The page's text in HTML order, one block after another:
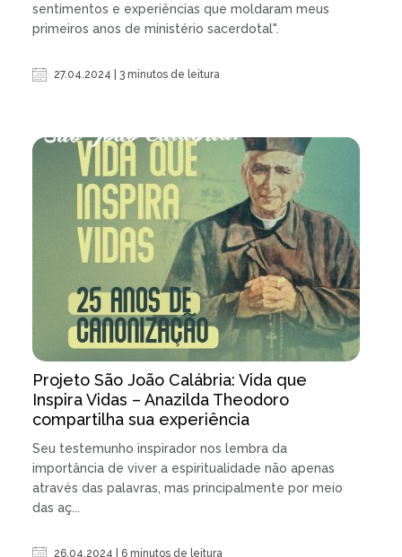
sentimentos e experiências que moldaram meus
primeiros anos de ministério sacerdotal".
27.04.2024 | 3 minutos de leitura
Projeto São João Calábria: Vida que
Inspira Vidas – Anazilda Theodoro
compartilha sua experiência
Seu testemunho inspirador nos lembra da
importância de viver a espiritualidade não apenas
através das palavras, mas principalmente por meio
das aç...
26.04.2024 | 6 minutos de leitura